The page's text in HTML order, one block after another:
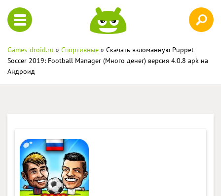
Games-droid.ru » Спортивные » Скачать взломанную Puppet
Soccer 2019: Football Manager (Много денег) версия 4.0.8 apk на
Андроид